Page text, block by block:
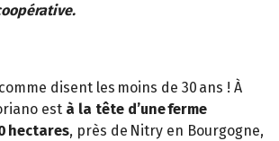
disent les moins de 30 ans ! À
est à la tête d’une ferme
hectares, près de Nitry en Bourgogne,